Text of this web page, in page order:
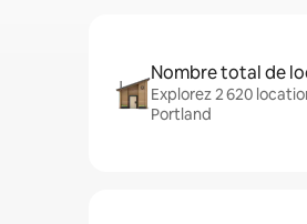
Nombre total de
Explorez 2 620
Portland